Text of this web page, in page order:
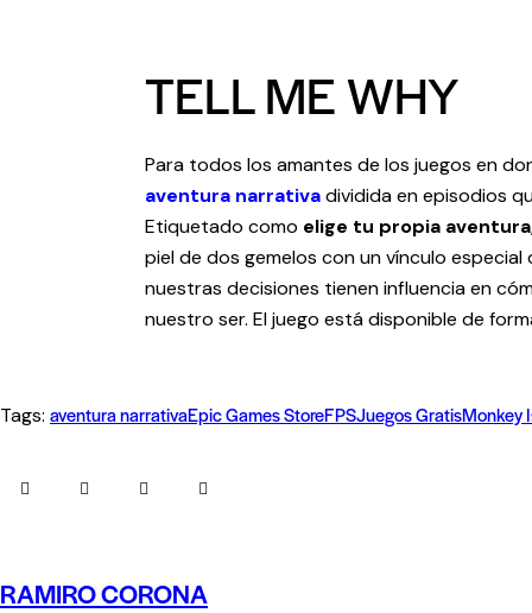
TELL ME WHY
Para todos los amantes de los juegos en
aventura narrativadividida en episodios
Etiquetado como elige tu propia aventura
piel de dos gemelos con un vínculo
nuestras decisiones tienen influencia en
nuestro ser. El juego está disponible de
Tags: aventura narrativaEpic Games StoreFPSJuegos GratisMonkey
RAMIRO CORONA